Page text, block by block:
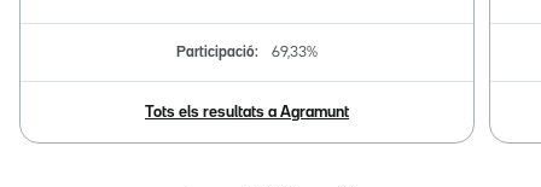
Participació: 69,33%
Tots els resultats a Agramunt